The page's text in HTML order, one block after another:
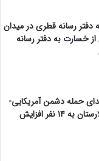
رسانه قطری در میدان
خسارت به دفتر رسانه
حمله دشمن آمریکایی-
صهیونیستی به دادگستری لارستان به ۱۴ نفر افزایش